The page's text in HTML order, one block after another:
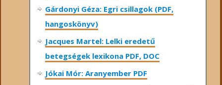
Gárdonyi Géza: Egri csillagok (PDF,
hangoskönyv)
Jacques Martel: Lelki eredetű
betegségek lexikona PDF, DOC
Jókai Mór: Aranyember PDF